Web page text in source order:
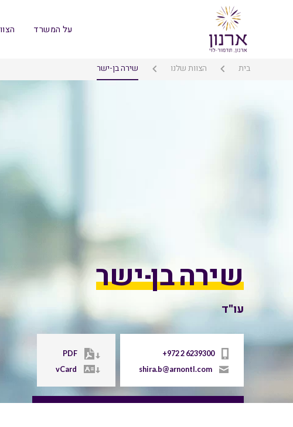
על המשרד
בית הצוות שלנו שירה בן-ישר
שירה בן-ישר
עו"ד
+972 2 6239300
shira.b@arnontl.com
PDF
vCard